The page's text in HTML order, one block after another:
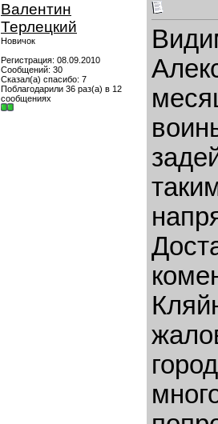
Валентин
Терлецкий
Новичок
Регистрация: 08.09.2010
Сообщений: 30
Сказал(а) спасибо: 7
Поблагодарили 36 раз(а) в 12
сообщениях